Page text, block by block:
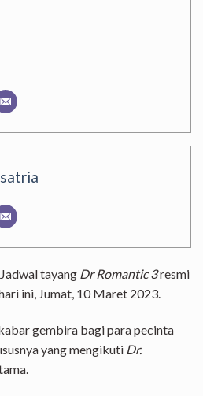
tayang Dr Romantic 3resmi
ini, Jumat, 10 Maret 2023.
gembira bagi para pecinta
yang mengikuti Dr.